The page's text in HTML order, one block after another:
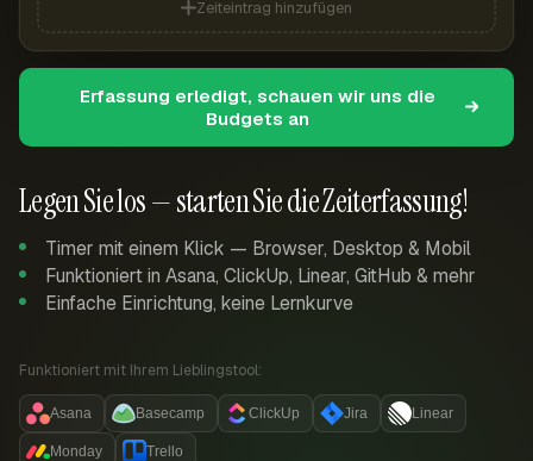
Legen Sie los — starten Sie die Zeiterfassung!
Timer mit einem Klick — Browser, Desktop & Mobil
Funktioniert in Asana, ClickUp, Linear, GitHub & mehr
Einfache Einrichtung, keine Lernkurve
Funktioniert mit Ihrem Lieblingstool:
Asana Basecamp ClickUp Jira Linear
Monday Trello
Zeiteintrag hinzufügen
Erfassung erledigt, schauen wir uns die
Budgets an